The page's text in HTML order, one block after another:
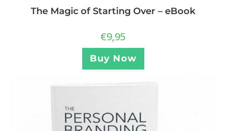
The Magic of Starting Over – eBook
€9,95
Buy Now